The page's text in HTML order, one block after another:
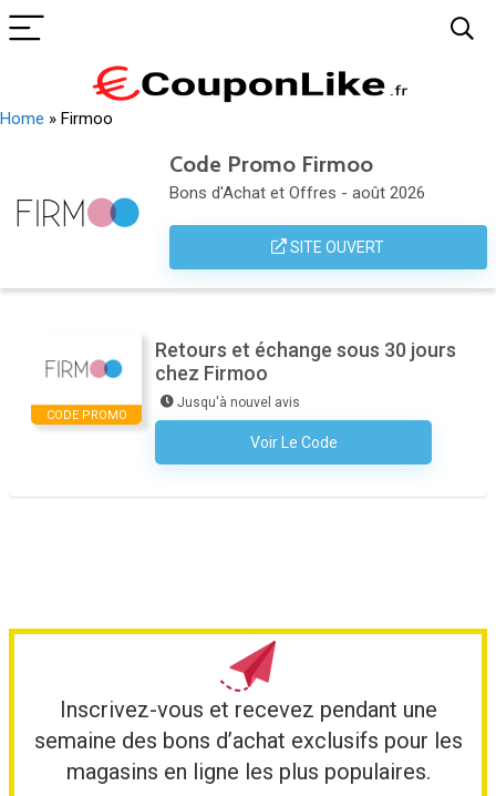
Home » Firmoo
Code Promo Firmoo
Bons d'Achat et Offres - août 2026
SITE OUVERT
CODE PROMO
Retours et échange sous 30 jours
chez Firmoo
Jusqu'à nouvel avis
Voir Le Code
Aucun Code N'est Nécessaire
Inscrivez-vous et recevez pendant une
semaine des bons d’achat exclusifs pour les
magasins en ligne les plus populaires.